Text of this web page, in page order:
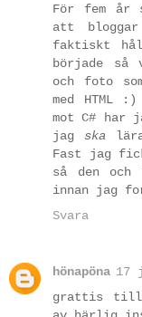
För fem år
att
faktiskt
började
och foto
med HTML
mot C# har
jag ska
Fast jag
så den
innan jag
Svara
hönapöna 17
grattis till